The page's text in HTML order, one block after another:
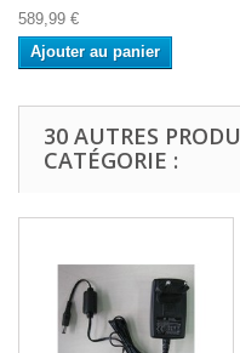
589,99 €
Ajouter au panier
30 AUTRES
CATÉGORIE :